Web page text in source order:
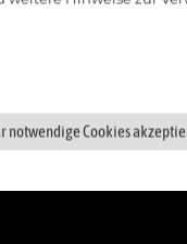
notwendige Cookies